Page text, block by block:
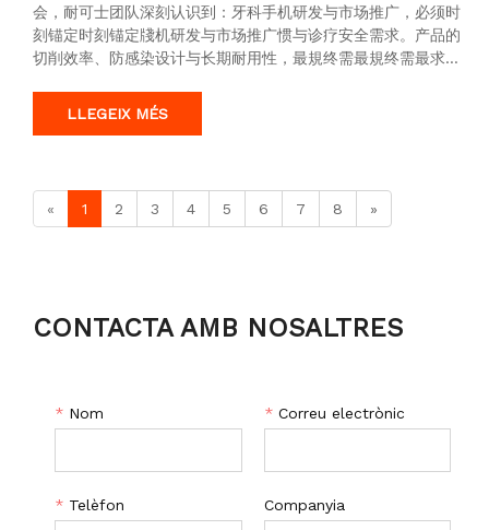
会，耐可士团队深刻认识到：牙科手机研发与市场推广，必须时
刻锚定时刻锚定牋机研发与市场推广惯与诊疗安全需求。产品的
切削效率、防感染设计与长期耐用性，最規终需最規终需最求牙
数的精进，更重视在每一…
LLEGEIX MÉS
« 1 2 3 4 5 6 7 8 »
CONTACTA AMB NOSALTRES
* Nom * Correu electrònic
* Telèfon Companyia